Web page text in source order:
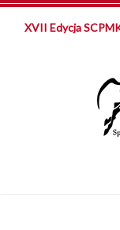
XVII Edycja